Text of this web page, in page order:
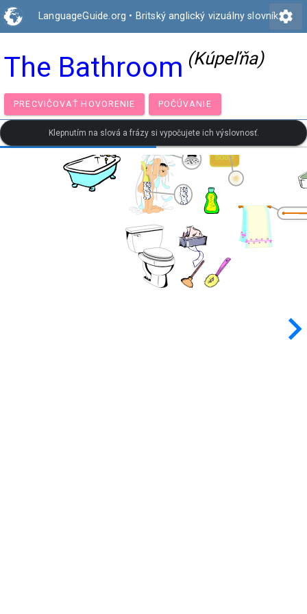
LanguageGuide.org • Britský anglický vizuálny slovníksettings
The Bathroom (Kúpeľňa)
PRECVIČOVAŤ HOVORENIE POČÚVANIE
Klepnutím na slová a frázy si vypočujete ich výslovnosť.